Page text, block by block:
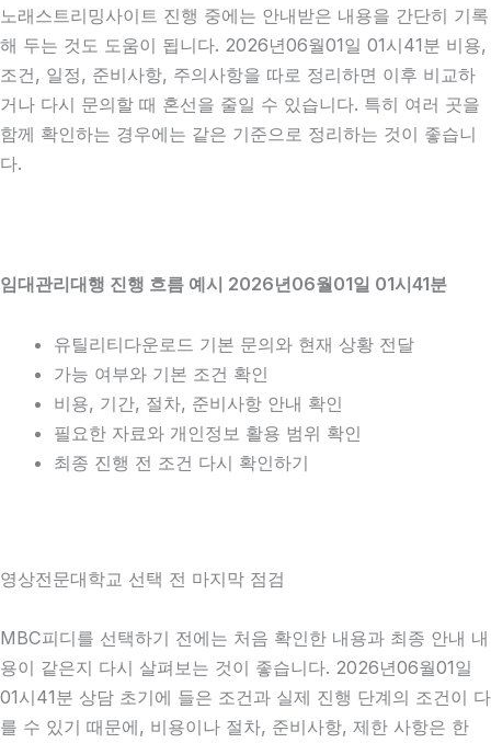
노래스트리밍사이트 진행 중에는 안내받은 내용을 간단히 기록
해 두는 것도 도움이 됩니다. 2026년06월01일 01시41분 비용,
조건, 일정, 준비사항, 주의사항을 따로 정리하면 이후 비교하
거나 다시 문의할 때 혼선을 줄일 수 있습니다. 특히 여러 곳을
함께 확인하는 경우에는 같은 기준으로 정리하는 것이 좋습니
다.
임대관리대행 진행 흐름 예시 2026년06월01일 01시41분
유틸리티다운로드 기본 문의와 현재 상황 전달
가능 여부와 기본 조건 확인
비용, 기간, 절차, 준비사항 안내 확인
필요한 자료와 개인정보 활용 범위 확인
최종 진행 전 조건 다시 확인하기
영상전문대학교 선택 전 마지막 점검
MBC피디를 선택하기 전에는 처음 확인한 내용과 최종 안내 내
용이 같은지 다시 살펴보는 것이 좋습니다. 2026년06월01일
01시41분 상담 초기에 들은 조건과 실제 진행 단계의 조건이 다
를 수 있기 때문에, 비용이나 절차, 준비사항, 제한 사항은 한